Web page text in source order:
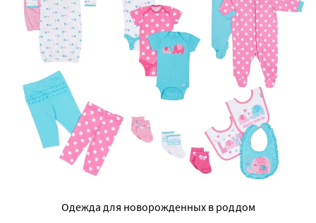
Одежда для новорожденных в роддом